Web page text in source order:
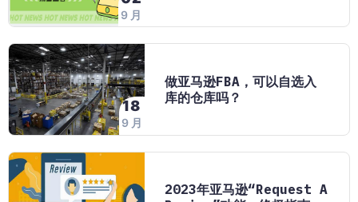
9 月
18
9 月
做亚马逊FBA，可以自选入
库的仓库吗？
2023年亚马逊“request A